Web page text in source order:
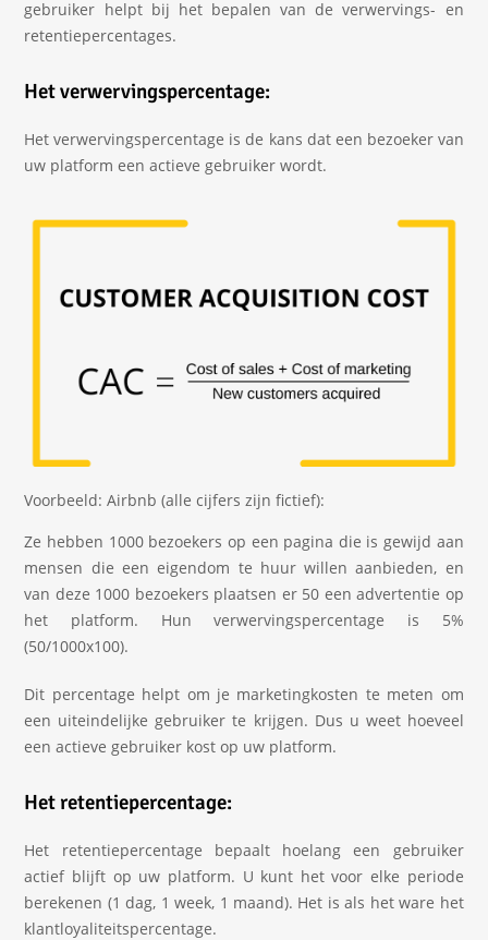
gebruiker helpt bij het bepalen van de verwervings- en
retentiepercentages.
Het verwervingspercentage:
Het verwervingspercentage is de kans dat een bezoeker van
uw platform een actieve gebruiker wordt.
Voorbeeld: Airbnb (alle cijfers zijn fictief):
Ze hebben 1000 bezoekers op een pagina die is gewijd aan
mensen die een eigendom te huur willen aanbieden, en
van deze 1000 bezoekers plaatsen er 50 een advertentie op
het platform. Hun verwervingspercentage is 5%
(50/1000x100).
Dit percentage helpt om je marketingkosten te meten om
een uiteindelijke gebruiker te krijgen. Dus u weet hoeveel
een actieve gebruiker kost op uw platform.
Het retentiepercentage:
Het retentiepercentage bepaalt hoelang een gebruiker
actief blijft op uw platform. U kunt het voor elke periode
berekenen (1 dag, 1 week, 1 maand). Het is als het ware het
klantloyaliteitspercentage.